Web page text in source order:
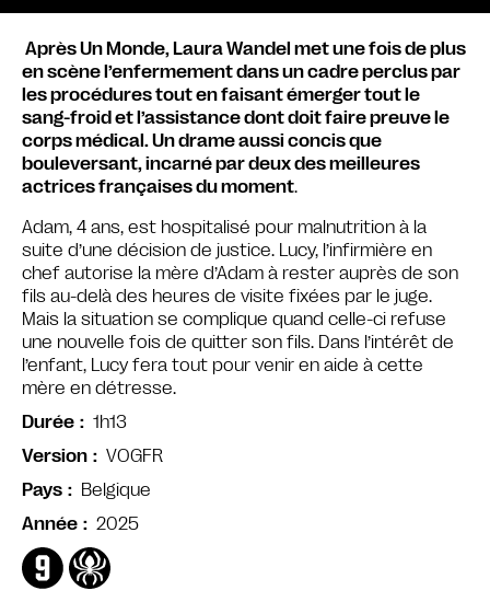
Après Un Monde, Laura Wandel met une fois de plus
en scène l’enfermement dans un cadre perclus par
les procédures tout en faisant émerger tout le
sang-froid et l’assistance dont doit faire preuve le
corps médical. Un drame aussi concis que
bouleversant, incarné par deux des meilleures
actrices françaises du moment.
Adam, 4 ans, est hospitalisé pour malnutrition à la
suite d’une décision de justice. Lucy, l’infirmière en
chef autorise la mère d’Adam à rester auprès de son
fils au-delà des heures de visite fixées par le juge.
Mais la situation se complique quand celle-ci refuse
une nouvelle fois de quitter son fils. Dans l’intérêt de
l’enfant, Lucy fera tout pour venir en aide à cette
mère en détresse.
Durée
1h13
Version
VOGFR
Pays
Belgique
Année
2025